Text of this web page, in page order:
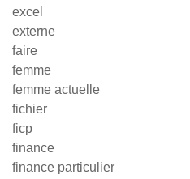
excel
externe
faire
femme
femme actuelle
fichier
ficp
finance
finance particulier